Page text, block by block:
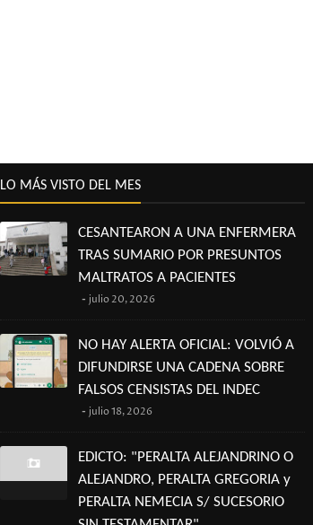
LO MÁS VISTO DEL MES
CESANTEARON A UNA ENFERMERA
TRAS SUMARIO POR PRESUNTOS
MALTRATOS A PACIENTES
julio 20, 2026
NO HAY ALERTA OFICIAL: VOLVIÓ A
DIFUNDIRSE UNA CADENA SOBRE
FALSOS CENSISTAS DEL INDEC
julio 18, 2026
EDICTO: "PERALTA ALEJANDRINO O
ALEJANDRO, PERALTA GREGORIA y
PERALTA NEMECIA S/ SUCESORIO